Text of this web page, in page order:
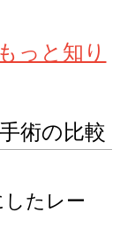
っと知り
術の比較
たレー